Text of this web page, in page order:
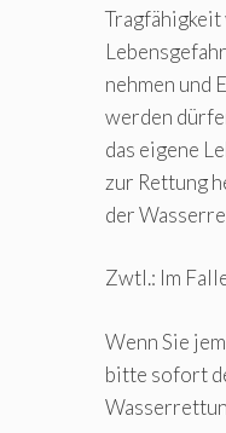
nehmen und
werden
das eigene
zur Rettung
der
Zwtl.: Im
Wenn Sie
bitte sofort